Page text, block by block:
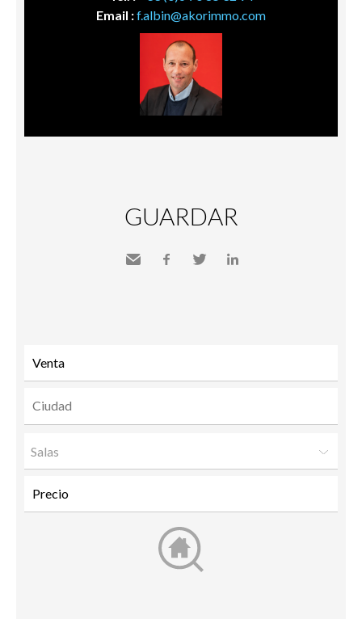
Email :f.albin@akorimmo.com
GUARDAR
Salas